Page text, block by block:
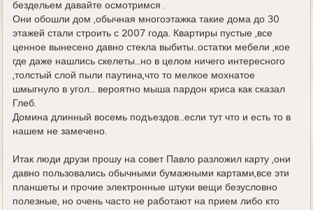
бездельем давайте осмотримся .
Они обошли дом ,обычная многоэтажка такие дома до 30
этажей стали строить с 2007 года. Квартиры пустые ,все
ценное вынесено давно стекла выбиты..остатки мебели ,кое
где даже нашлись скелеты…но в целом ничего интересного
,толстый слой пыли паутина,что то мелкое мохнатое
шмыгнуло в угол… вероятно мыша пардон криса как сказал
Глеб.
Домина длинный восемь подъездов…если тут что и есть то в
нашем не замечено.
Итак люди друзи прошу на совет Павло разложил карту ,они
давно пользовались обычными бумажными картами,все эти
планшеты и прочие электронные штуки вещи безусловно
полезные, но очень часто не работают на прием либо кто